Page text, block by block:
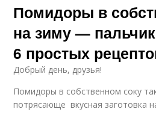
Помидоры в
на зиму —
6 простых
Добрый день, друзья!
Помидоры в собственном соку
потрясающе вкусная заготовка